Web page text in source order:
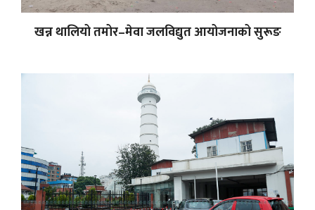
खन्न थालियो तमोर–मेवा जलविद्युत आयोजनाको सुरूङ